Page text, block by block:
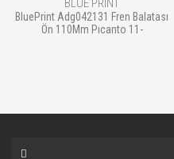
BLUE PRINT
BluePrint Adg042131 Fren Balatası
Ön 110Mm Pıcanto 11-